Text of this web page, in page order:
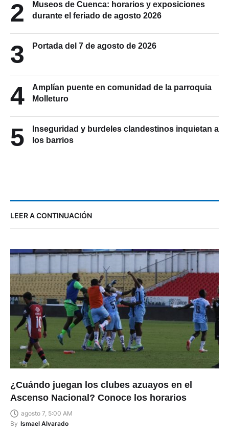
2
Museos de Cuenca: horarios y exposiciones
durante el feriado de agosto 2026
3 Portada del 7 de agosto de 2026
4
Amplían puente en comunidad de la parroquia
Molleturo
5
Inseguridad y burdeles clandestinos inquietan a
los barrios
LEER A CONTINUACIÓN
¿Cuándo juegan los clubes azuayos en el
Ascenso Nacional? Conoce los horarios
agosto 7, 5:00 AM
By Ismael Alvarado